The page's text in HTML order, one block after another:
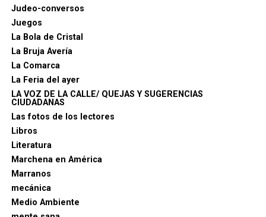
Aunque Morales falleció en 1553, su «Missa pro
defunctis» adquirió gran relevancia póstumamente.
Tras la muerte del emperador Carlos V en 1558, se
celebraron exequias en su honor en diversos
territorios del imperio.
noviembre de 1559, se interpretó la «Missa pro
defunctis» de Morales durante las ceremonias
fúnebres dedicadas al emperador.
Gracias al apoyo de los Ponce de León, Marchena se
convirtió en un centro artístico de relevancia. En sus
templos se conservan tesoros del arte renacentista,
Judeo-conversos
Juegos
La Bola de Cristal
La Bruja Avería
La Comarca
La Feria del ayer
LA VOZ DE LA CALLE/ QUEJAS Y SUGERENCIAS
CIUDADANAS
Las fotos de los lectores
Libros
Literatura
Marchena en América
Marranos
mecánica
Medio Ambiente